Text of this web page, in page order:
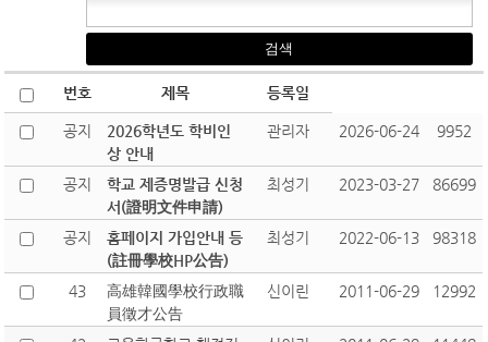
번호 제목 등록일
공지
2026학년도 학비인
상 안내
관리자 2026-06-24 9952
공지
학교 제증명발급 신청
서(證明文件申請)
최성기 2023-03-27 86699
공지
홈페이지 가입안내 등
(註冊學校HP公告)
최성기 2022-06-13 98318
43
高雄韓國學校行政職
員徵才公告
신이린 2011-06-29 12992